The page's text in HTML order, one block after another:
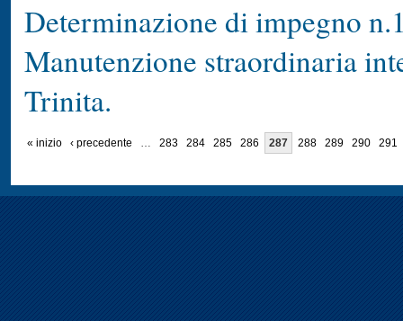
Determinazione di impegno
Manutenzione straordinaria
Trinita.
« inizio ‹ precedente … 283 284 285 286 287 288 289 290 291